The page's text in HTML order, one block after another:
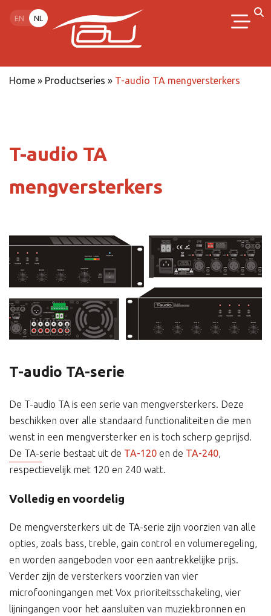
EN NL
Home » Productseries » T-audio TA mengversterkers
T-audio TA
mengversterkers
T-audio TA-serie
De T-audio TA is een serie van mengversterkers. Deze
beschikken over alle standaard functionaliteiten die men
wenst in een mengversterker en is toch scherp geprijsd.
De TA-serie bestaat uit de TA-120 en de TA-240,
respectievelijk met 120 en 240 watt.
Volledig en voordelig
De mengversterkers uit de TA-serie zijn voorzien van alle
opties, zoals bass, treble, gain control en volumeregeling,
en worden aangeboden voor een aantrekkelijke prijs.
Verder zijn de versterkers voorzien van vier
microfooningangen met Vox prioriteitsschakeling, vier
lijningangen voor het aansluiten van muziekbronnen en